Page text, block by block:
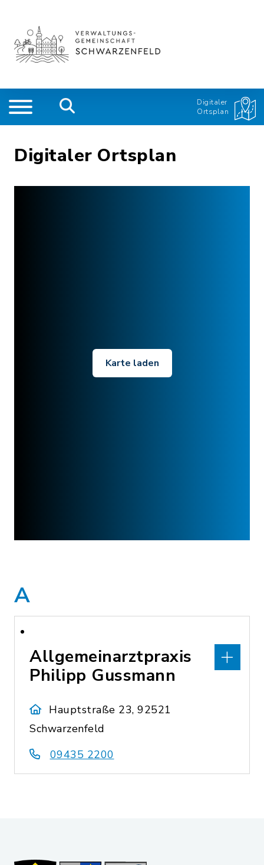
Digitaler
Ortsplan
Digitaler Ortsplan
Karte laden
A
Allgemeinarztpraxis
Philipp Gussmann
Hauptstraße 23, 92521
Schwarzenfeld
09435 2200